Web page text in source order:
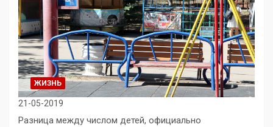
ЖИЗНЬ
21-05-2019
Разница между числом детей, официально